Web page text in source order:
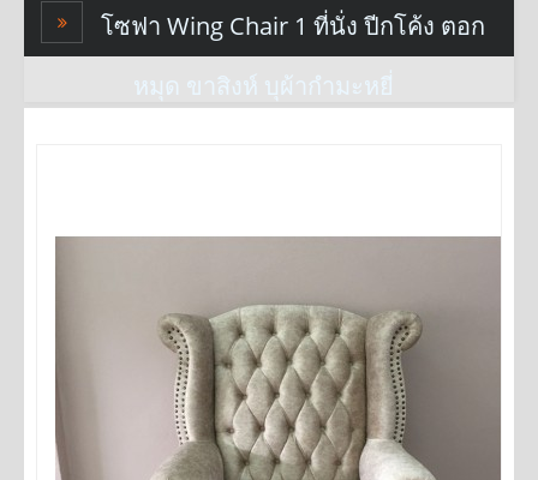
โซฟา Wing Chair 1 ที่นั่ง ปีกโค้ง ตอก
หมุด ขาสิงห์ บุผ้ากำมะหยี่